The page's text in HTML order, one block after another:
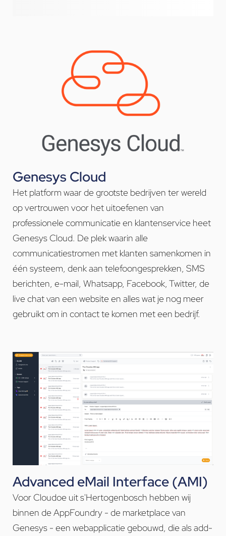
Genesys Cloud
Het platform waar de grootste bedrijven ter wereld
op vertrouwen voor het uitoefenen van
professionele communicatie en klantenservice heet
Genesys Cloud. De plek waarin alle
communicatiestromen met klanten samenkomen in
één systeem, denk aan telefoongesprekken, SMS
berichten, e-mail, Whatsapp, Facebook, Twitter, de
live chat van een website en alles wat je nog meer
gebruikt om in contact te komen met een bedrijf.
Advanced eMail Interface (AMI)
Voor Cloudoe uit s'Hertogenbosch hebben wij
binnen de AppFoundry - de marketplace van
Genesys - een webapplicatie gebouwd, die als add-